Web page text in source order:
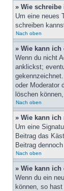
» Wie schreibe
Um eine neues
schreiben
Nach oben
» Wie kann ich
Wenn du nicht
anklickst;
oder Moderator
löschen
Nach oben
» Wie kann ich
Um eine
Beitrag das
Beitrag
Nach oben
» Wie kann ich
Wenn du ein
können, so